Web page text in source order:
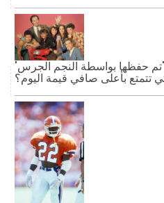
'تم حفظها بواسطة النجم الجرس'
تتمتع بأعلى صافي قيمة اليوم؟